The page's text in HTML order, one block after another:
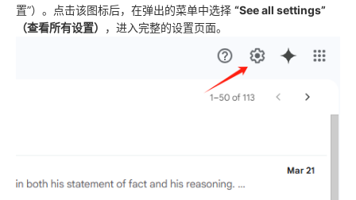
置”）。点击该图标后，在弹出的菜单中选择 “See all settings”
（查看所有设置）
，进入完整的设置页面。